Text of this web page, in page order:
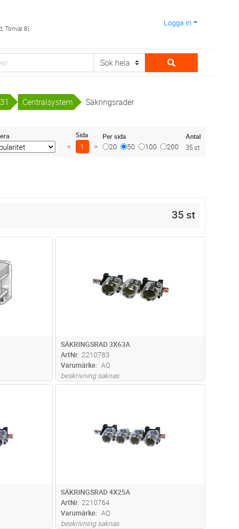
Tonval 8)
Logga in
Centralsystem Säkringsrader
Sida
< 1 >
Per sida
20 50 100 200
Antal
35 st
35 st
SÄKRINGSRAD 3X63A
ArtNr 2210783
Varumärke
AQ
beskrivning saknas
SÄKRINGSRAD 4X25A
ArtNr 2210764
Varumärke
AQ
beskrivning saknas